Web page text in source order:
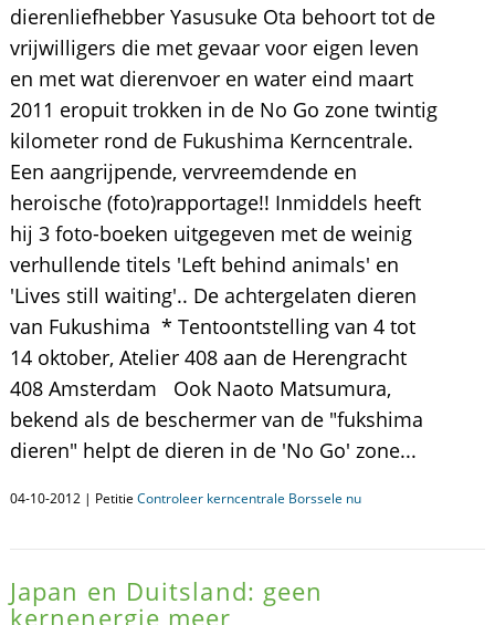
dierenliefhebber Yasusuke Ota behoort tot de
vrijwilligers die met gevaar voor eigen leven
en met wat dierenvoer en water eind maart
2011 eropuit trokken in de No Go zone twintig
kilometer rond de Fukushima Kerncentrale.
Een aangrijpende, vervreemdende en
heroische (foto)rapportage!! Inmiddels heeft
hij 3 foto-boeken uitgegeven met de weinig
verhullende titels 'Left behind animals' en
'Lives still waiting'.. De achtergelaten dieren
van Fukushima * Tentoontstelling van 4 tot
14 oktober, Atelier 408 aan de Herengracht
408 Amsterdam Ook Naoto Matsumura,
bekend als de beschermer van de "fukshima
dieren" helpt de dieren in de 'No Go' zone...
04-10-2012 | Petitie Controleer kerncentrale Borssele nu
Japan en Duitsland: geen
kernenergie meer